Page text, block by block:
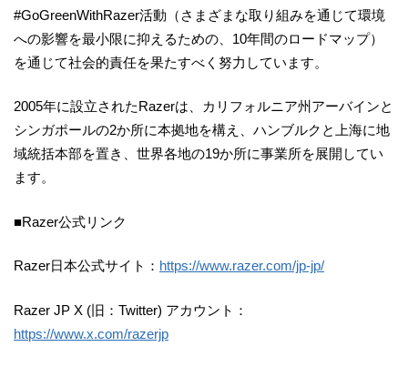
#GoGreenWithRazer活動（さまざまな取り組みを通じて環境
への影響を最小限に抑えるための、10年間のロードマップ）
を通じて社会的責任を果たすべく努力しています。
2005年に設立されたRazerは、カリフォルニア州アーバインと
シンガポールの2か所に本拠地を構え、ハンブルクと上海に地
域統括本部を置き、世界各地の19か所に事業所を展開してい
ます。
■Razer公式リンク
Razer日本公式サイト： https://www.razer.com/jp-jp/
Razer JP X (旧：Twitter) アカウント：
https://www.x.com/razerjp